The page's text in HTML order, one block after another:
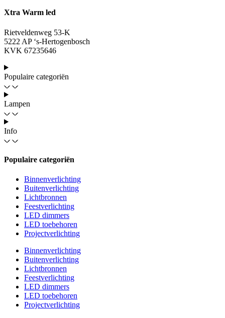
Xtra Warm led
Rietveldenweg 53-K
5222 AP ‘s-Hertogenbosch
KVK 67235646
Populaire categoriën
Lampen
Info
Populaire categoriën
Binnenverlichting
Buitenverlichting
Lichtbronnen
Feestverlichting
LED dimmers
LED toebehoren
Projectverlichting
Binnenverlichting
Buitenverlichting
Lichtbronnen
Feestverlichting
LED dimmers
LED toebehoren
Projectverlichting